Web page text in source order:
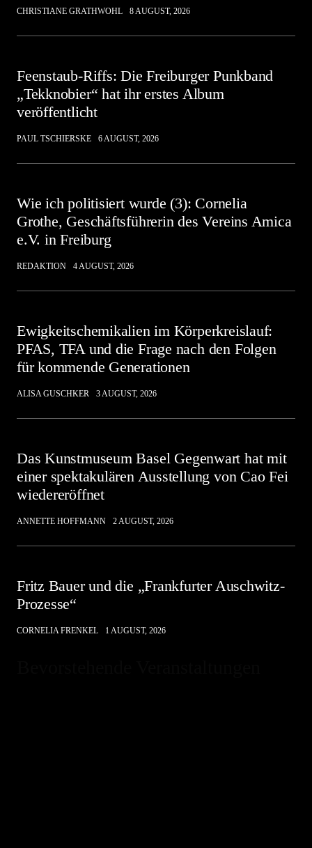
CHRISTIANE GRATHWOHL 8 AUGUST, 2026
Feenstaub-Riffs: Die Freiburger Punkband
„Tekknobier“ hat ihr erstes Album
veröffentlicht
PAUL TSCHIERSKE 6 AUGUST, 2026
Wie ich politisiert wurde (3): Cornelia
Grothe, Geschäftsführerin des Vereins Amica
e.V. in Freiburg
REDAKTION 4 AUGUST, 2026
Ewigkeitschemikalien im Körperkreislauf:
PFAS, TFA und die Frage nach den Folgen
für kommende Generationen
ALISA GUSCHKER 3 AUGUST, 2026
Das Kunstmuseum Basel Gegenwart hat mit
einer spektakulären Ausstellung von Cao Fei
wiedereröffnet
ANNETTE HOFFMANN 2 AUGUST, 2026
Fritz Bauer und die „Frankfurter Auschwitz-
Prozesse“
CORNELIA FRENKEL 1 AUGUST, 2026